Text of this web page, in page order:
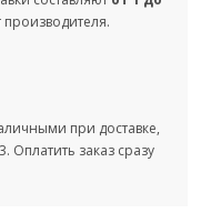
производителя.
при доставке,
Оплатить заказ сразу